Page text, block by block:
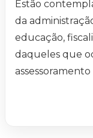
Estão
da
educação,
daqueles que